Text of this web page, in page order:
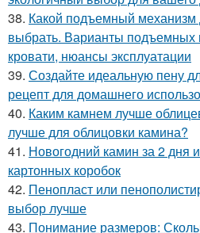
38. Какой подъемный механизм
выбрать. Варианты подъемных
кровати, нюансы эксплуатации
39. Создайте идеальную пену
рецепт для домашнего
40. Каким камнем лучше
лучше для облицовки камина?
41. Новогодний камин за 2 дня
картонных коробок
42. Пенопласт или
выбор лучше
43. Понимание размеров: